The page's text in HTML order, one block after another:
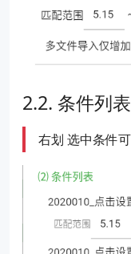
条件列表
右划 选中条件可